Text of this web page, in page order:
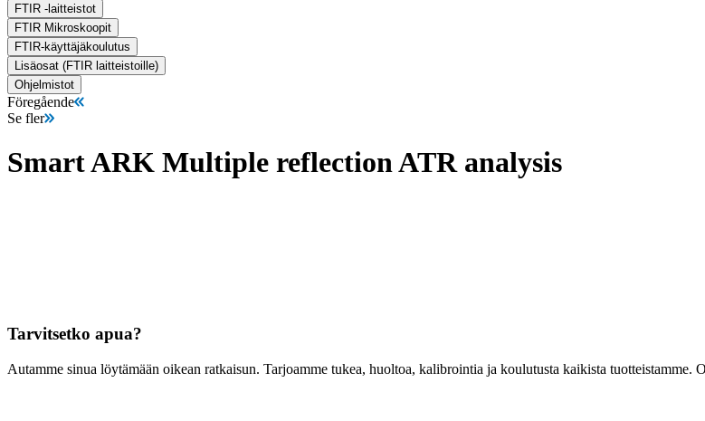
FTIR -laitteistot
FTIR Mikroskoopit
FTIR-käyttäjäkoulutus
Lisäosat (FTIR laitteistoille)
Ohjelmistot
Föregående
Se fler
Smart ARK Multiple reflection ATR analysis
Tarvitsetko apua?
Autamme sinua löytämään oikean ratkaisun. Tarjoamme tukea, huoltoa, kalibrointia ja koulutusta kaikista tuotteistamme.